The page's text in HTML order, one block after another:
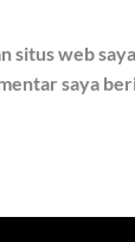
situs web
saya